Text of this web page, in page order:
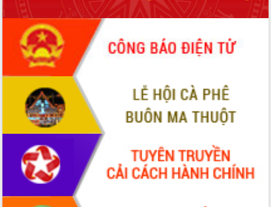
Lắk
Khơi thông điểm nghẽn, đẩy nhanh
giải ngân vốn khắc phục thiên tai
HĐND tỉnh thông qua điều chỉnh Quy
hoạch tỉnh thời kỳ 2021-2030
Hội thảo góp ý hồ sơ điều chỉnh quy
hoạch tỉnh Đắk Lắk thời kỳ 2021-2030,
tầm nhìn đến năm 2050
Nâng cao hiệu quả hoạt động của các
doanh nghiệp nhà nước
Hội nghị triển khai kết nối mạng
truyền số liệu chuyên dùng phục vụ cơ
quan Đảng, Nhà nước
Lễ phát động chuỗi hoạt động chung
tay làm sạch môi trường